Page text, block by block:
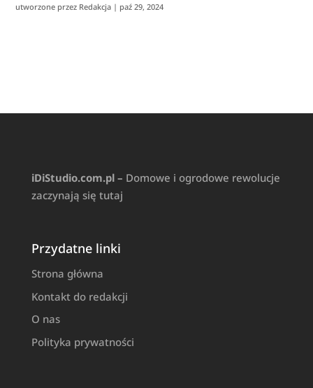
utworzone przez Redakcja | paź 29, 2024
iDiStudio.com.pl – Domowe i ogrodowe rewolucje
zaczynają się tutaj
Przydatne linki
Strona główna
Kontakt do redakcji
O nas
Polityka prywatności